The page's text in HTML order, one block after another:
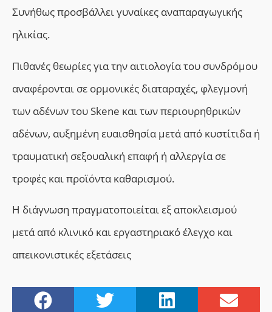
Συνήθως προσβάλλει γυναίκες αναπαραγωγικής
ηλικίας.
Πιθανές θεωρίες για την αιτιολογία του συνδρόμου
αναφέρονται σε ορμονικές διαταραχές, φλεγμονή
των αδένων του Skene και των περιουρηθρικών
αδένων, αυξημένη ευαισθησία μετά από κυστίτιδα ή
τραυματική σεξουαλική επαφή ή αλλεργία σε
τροφές και προϊόντα καθαρισμού.
Η διάγνωση πραγματοποιείται εξ αποκλεισμού
μετά από κλινικό και εργαστηριακό έλεγχο και
απεικονιστικές εξετάσεις